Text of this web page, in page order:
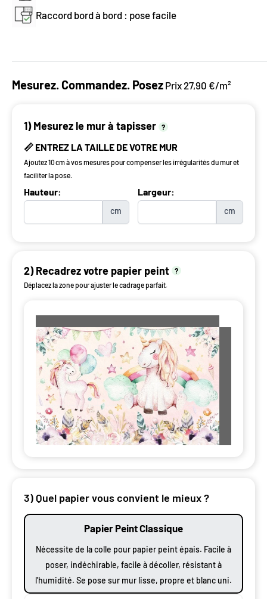
Raccord bord à bord : pose facile
Mesurez. Commandez. Posez Prix 27,90 €/m²
1) Mesurez le mur à tapisser ?
📏 ENTREZ LA TAILLE DE VOTRE MUR
Ajoutez 10 cm à vos mesures pour compenser les irrégularités du mur et
faciliter la pose.
Hauteur:
cm
Largeur:
cm
2) Recadrez votre papier peint
?
Déplacez la zone pour ajuster le cadrage parfait.
3) Quel papier vous convient le mieux ?
Papier Peint Classique
Nécessite de la colle pour papier peint épais. Facile à
poser, indéchirable, facile à décoller, résistant à
l'humidité. Se pose sur mur lisse, propre et blanc uni.